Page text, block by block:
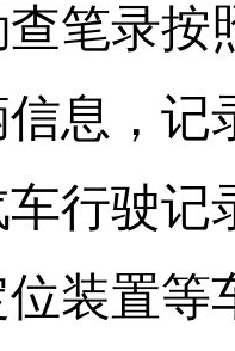
笔录按
息，记
行驶记
装置等